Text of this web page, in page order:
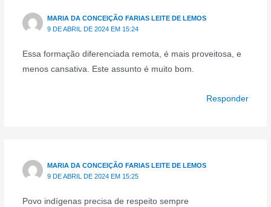
MARIA DA CONCEIÇÃO FARIAS LEITE DE LEMOS
9 DE ABRIL DE 2024 EM 15:24
Essa formação diferenciada remota, é mais proveitosa, e
menos cansativa. Este assunto é muito bom.
Responder
MARIA DA CONCEIÇÃO FARIAS LEITE DE LEMOS
9 DE ABRIL DE 2024 EM 15:25
Povo indígenas precisa de respeito sempre